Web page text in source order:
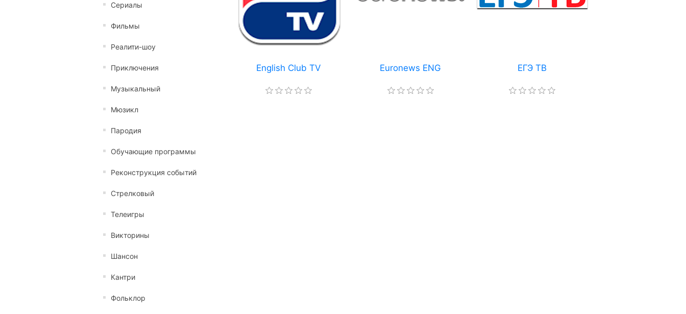
Сериалы
Фильмы
Реалити-шоу
Приключения
Музыкальный
Мюзикл
Пародия
Обучающие программы
Реконструкция событий
Стрелковый
Телеигры
Викторины
Шансон
Кантри
Фольклор
English Club TV Euronews ENG ЕГЭ ТВ